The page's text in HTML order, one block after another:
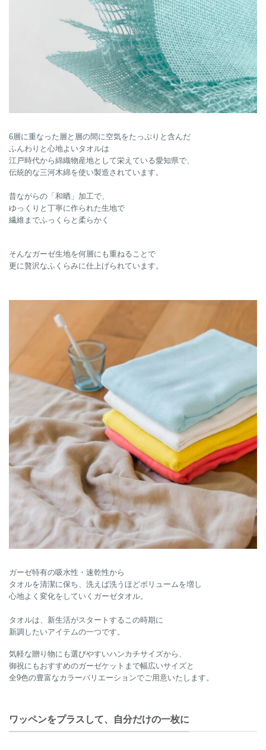
6層に重なった層と層の間に空気をたっぷりと含んだ
ふんわりと心地よいタオルは
江戸時代から綿織物産地として栄えている愛知県で、
伝統的な三河木綿を使い製造されています。
昔ながらの「和晒」加工で、
ゆっくりと丁寧に作られた生地で
繊維までふっくらと柔らかく
そんなガーゼ生地を何層にも重ねることで
更に贅沢なふくらみに仕上げられています。
ガーゼ特有の吸水性・速乾性から
タオルを清潔に保ち、洗えば洗うほどボリュームを増し
心地よく変化をしていくガーゼタオル。
タオルは、新生活がスタートするこの時期に
新調したいアイテムの一つです。
気軽な贈り物にも選びやすいハンカチサイズから、
御祝にもおすすめのガーゼケットまで幅広いサイズと
全9色の豊富なカラーバリエーションでご用意いたします。
ワッペンをプラスして、自分だけの一枚に